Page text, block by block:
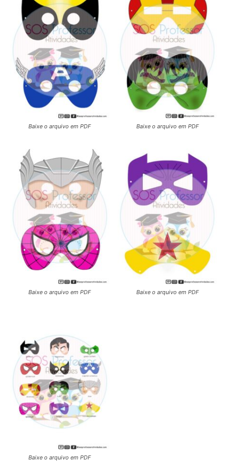
Baixe o arquivo em PDF Baixe o arquivo em PDF
Baixe o arquivo em PDF Baixe o arquivo em PDF
Baixe o arquivo em PDF